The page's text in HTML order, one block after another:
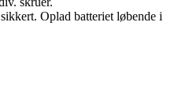
Oplad batteriet løbende i